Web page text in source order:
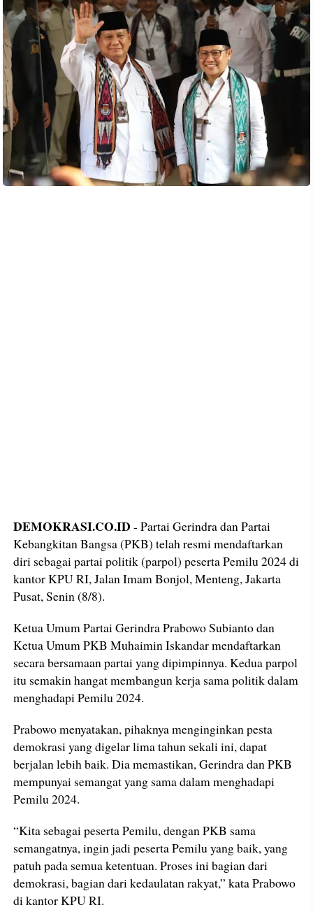
DEMOKRASI.CO.ID - Partai Gerindra dan Partai
Kebangkitan Bangsa (PKB) telah resmi mendaftarkan
diri sebagai partai politik (parpol) peserta Pemilu 2024 di
kantor KPU RI, Jalan Imam Bonjol, Menteng, Jakarta
Pusat, Senin (8/8).
Ketua Umum Partai Gerindra Prabowo Subianto dan
Ketua Umum PKB Muhaimin Iskandar mendaftarkan
secara bersamaan partai yang dipimpinnya. Kedua parpol
itu semakin hangat membangun kerja sama politik dalam
menghadapi Pemilu 2024.
Prabowo menyatakan, pihaknya menginginkan pesta
demokrasi yang digelar lima tahun sekali ini, dapat
berjalan lebih baik. Dia memastikan, Gerindra dan PKB
mempunyai semangat yang sama dalam menghadapi
Pemilu 2024.
“Kita sebagai peserta Pemilu, dengan PKB sama
semangatnya, ingin jadi peserta Pemilu yang baik, yang
patuh pada semua ketentuan. Proses ini bagian dari
demokrasi, bagian dari kedaulatan rakyat,” kata Prabowo
di kantor KPU RI.